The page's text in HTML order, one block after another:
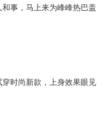
事，马上来为峰峰热巴盖
时尚新款，上身效果眼见